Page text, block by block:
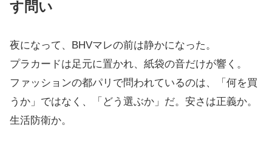
す問い
夜になって、BHVマレの前は静かになった。
プラカードは足元に置かれ、紙袋の音だけが響く。
ファッションの都パリで問われているのは、「何を買
うか」ではなく、「どう選ぶか」だ。安さは正義か。
生活防衛か。